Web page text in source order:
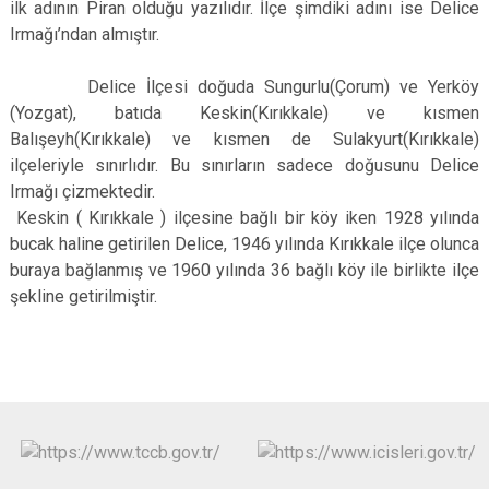
ilk adının Piran olduğu yazılıdır. İlçe şimdiki adını ise Delice
Irmağı’ndan almıştır.
Delice İlçesi doğuda Sungurlu(Çorum) ve Yerköy
(Yozgat), batıda Keskin(Kırıkkale) ve kısmen
Balışeyh(Kırıkkale) ve kısmen de Sulakyurt(Kırıkkale)
ilçeleriyle sınırlıdır. Bu sınırların sadece doğusunu Delice
Irmağı çizmektedir.
Keskin ( Kırıkkale ) ilçesine bağlı bir köy iken 1928 yılında
bucak haline getirilen Delice, 1946 yılında Kırıkkale ilçe olunca
buraya bağlanmış ve 1960 yılında 36 bağlı köy ile birlikte ilçe
şekline getirilmiştir.